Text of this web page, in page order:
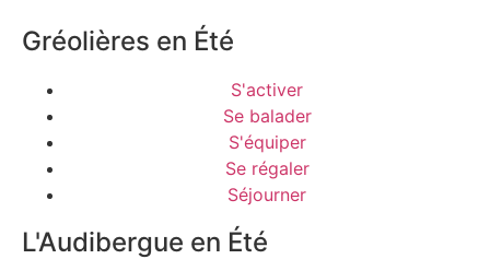
Gréolières en Été
S'activer
Se balader
S'équiper
Se régaler
Séjourner
L'Audibergue en Été